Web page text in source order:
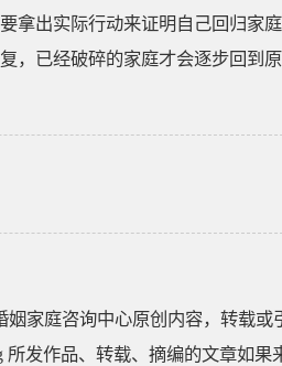
拿出实际行动来证明自己回归家
，已经破碎的家庭才会逐步回到
姻家庭咨询中心原创内容，转载
所发作品、转载、摘编的文章如